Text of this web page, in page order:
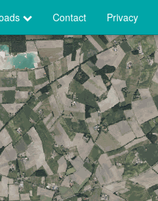
Contact Privacy